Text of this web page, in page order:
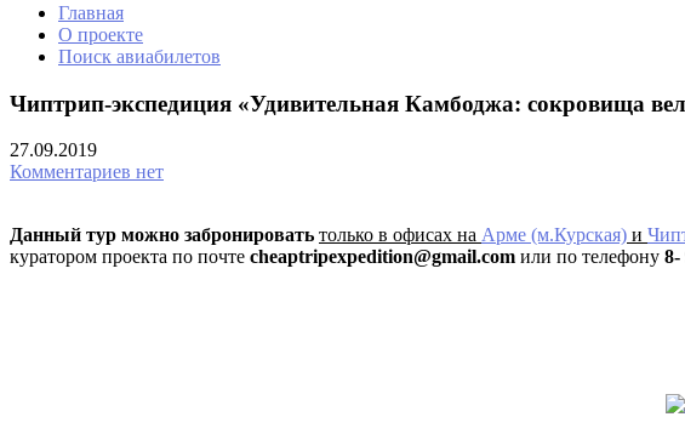
Главная
О проекте
Поиск авиабилетов
Чиптрип-экспедиция «Удивительная Камбоджа: сокровища
27.09.2019
Комментариев нет
Данный тур можно забронировать только в офисах на Арме (м.Курская) и
куратором проекта по почте cheaptripexpedition@gmail.com или по телефону 8-